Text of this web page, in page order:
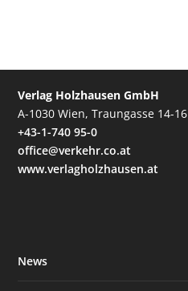
Verlag Holzhausen GmbH
A-1030 Wien, Traungasse 14-16
+43-1-740 95-0
office@verkehr.co.at
www.verlagholzhausen.at
News